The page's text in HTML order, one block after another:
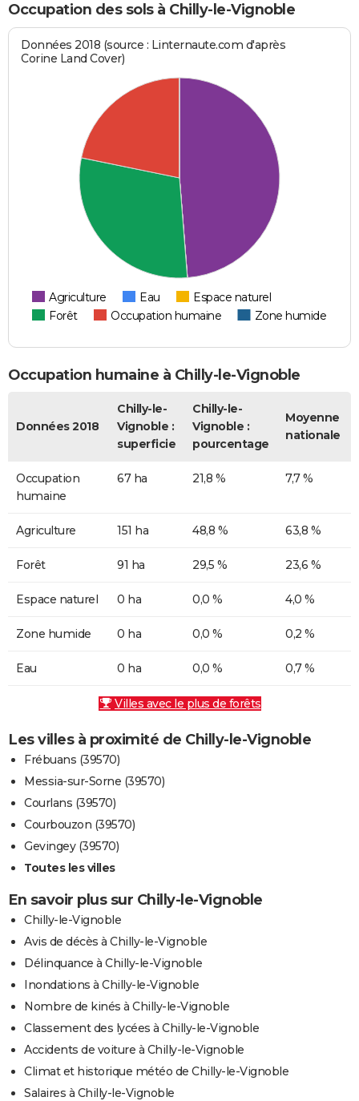
Occupation des sols à Chilly-le-Vignoble
Données 2018 (source : Linternaute.com d'après
Corine Land Cover)
Agriculture Eau
Espace naturel
Forêt
Occupation humaine Zone humide
Occupation humaine à Chilly-le-Vignoble
Données 2018
Chilly-le-
Vignoble :
superficie
Chilly-le-
Vignoble :
pourcentage
Moyenne
nationale
Occupation
humaine
67 ha 21,8 % 7,7 %
Agriculture 151 ha 48,8 % 63,8 %
Forêt 91 ha 29,5 % 23,6 %
Espace naturel 0 ha 0,0 % 4,0 %
Zone humide 0 ha 0,0 % 0,2 %
Eau 0 ha 0,0 % 0,7 %
Villes avec le plus de forêts
Les villes à proximité de Chilly-le-Vignoble
Frébuans (39570)
Messia-sur-Sorne (39570)
Courlans (39570)
Courbouzon (39570)
Gevingey (39570)
Toutes les villes
En savoir plus sur Chilly-le-Vignoble
Chilly-le-Vignoble
Avis de décès à Chilly-le-Vignoble
Délinquance à Chilly-le-Vignoble
Inondations à Chilly-le-Vignoble
Nombre de kinés à Chilly-le-Vignoble
Classement des lycées à Chilly-le-Vignoble
Accidents de voiture à Chilly-le-Vignoble
Climat et historique météo de Chilly-le-Vignoble
Salaires à Chilly-le-Vignoble